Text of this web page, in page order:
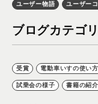
ユーザー物語 ユーザー
ブログカテゴリ
受賞 電動車いすの使い方
試乗会の様子 書籍の紹介